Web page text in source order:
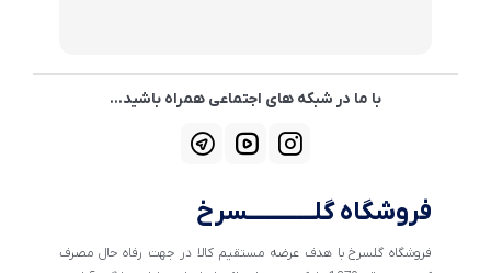
با ما در شبکه های اجتماعی همراه باشید...
فروشگاه گلــــــــــــسرخ
فروشگاه گلسرخ با هدف عرضه مستقیم کالا در جهت رفاه حال مصرف